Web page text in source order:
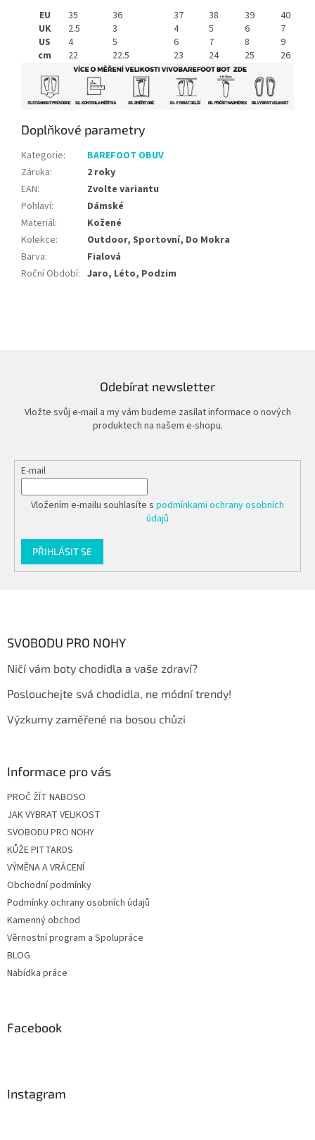
EU
35 36 37 38 39
40
UK
2.5 3 4 5 6
7
US
4 5 6 7 8
9
cm
22 22.5 23 24 25 26
Doplňkové parametry
Kategorie:
BAREFOOT OBUV
Záruka:
2 roky
EAN:
Zvolte variantu
Pohlaví:
Dámské
Materiál:
Kožené
Kolekce:
Outdoor, Sportovní, Do Mokra
Barva:
Fialová
Roční Období: Jaro, Léto, Podzim
Odebírat newsletter
Vložte svůj e-mail a my vám budeme zasílat informace o nových
produktech na našem e-shopu.
E-mail
Vložením e-mailu souhlasíte s podmínkami ochrany osobních
údajů
PŘIHLÁSIT SE
SVOBODU PRO NOHY
Ničí vám boty chodidla a vaše zdraví?
Poslouchejte svá chodidla, ne módní trendy!
Výzkumy zaměřené na bosou chůzi
Informace pro vás
PROČ ŽÍT NABOSO
JAK VYBRAT VELIKOST
SVOBODU PRO NOHY
KŮŽE PITTARDS
VÝMĚNA A VRÁCENÍ
Obchodní podmínky
Podmínky ochrany osobních údajů
Kamenný obchod
Věrnostní program a Spolupráce
BLOG
Nabídka práce
Facebook
Instagram